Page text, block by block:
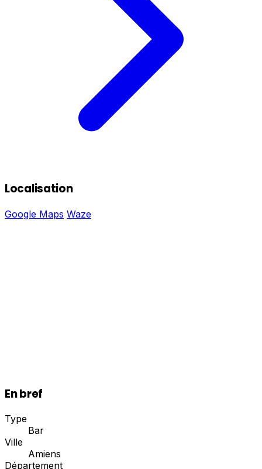
Localisation
Google Maps Waze
En bref
Type
Bar
Ville
Amiens
Département